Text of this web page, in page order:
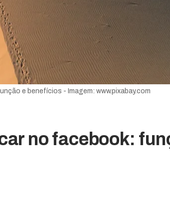
e benefícios - Imagem: www.pixabay.com
no facebook: